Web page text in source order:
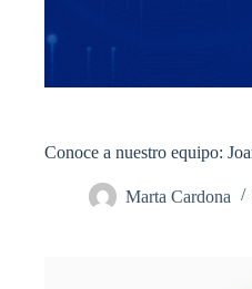
Conoce a nuestro equipo:
Marta Cardona